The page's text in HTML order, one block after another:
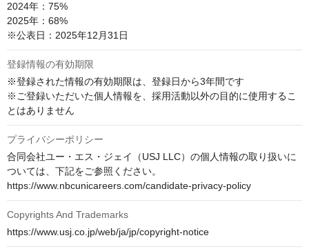
2024年：75%
2025年：68%
※公表日：2025年12月31日
登録情報の有効期限
※登録された情報の有効期限は、登録日から3年間です
※ご登録いただいた個人情報を、採用活動以外の目的に使用するこ
とはありません
プライバシーポリシー
合同会社ユー・エス・ジェイ（USJ LLC）の個人情報の取り扱いに
ついては、下記をご参照ください。
https://www.nbcunicareers.com/candidate-privacy-policy
Copyrights And Trademarks
https://www.usj.co.jp/web/ja/jp/copyright-notice